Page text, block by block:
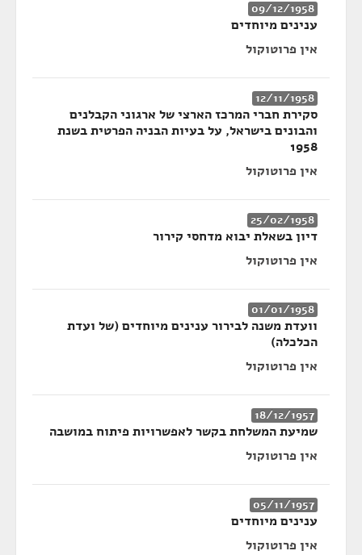
09/12/1958
ענינים מיוחדים
אין פרוטוקול
12/11/1958
סקירת חברי המרכז הארצי של ארגוני הקבלנים
והבונים בישראל, על בעיות הבניה הפרטית בשנת
1958
אין פרוטוקול
25/02/1958
דיון בשאלת יבוא מדחסי קירור
אין פרוטוקול
01/01/1958
וועדת משנה לבירור ענינים מיוחדים (של ועדת
הכלכלה)
אין פרוטוקול
18/12/1957
שמיעת המשלחת בקשר לאפשרויות פיתוח במושבה
אין פרוטוקול
05/11/1957
ענינים מיוחדים
אין פרוטוקול